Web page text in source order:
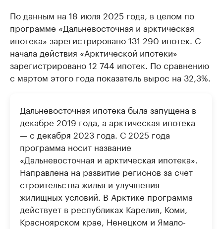
По данным на 18 июля 2025 года, в целом по
программе «Дальневосточная и арктическая
ипотека» зарегистрировано 131 290 ипотек. С
начала действия «Арктической ипотеки»
зарегистрировано 12 744 ипотек. По сравнению
с мартом этого года показатель вырос на 32,3%.
Дальневосточная ипотека была запущена в
декабре 2019 года, а арктическая ипотека
— с декабря 2023 года. С 2025 года
программа носит название
«Дальневосточная и арктическая ипотека».
Направлена на развитие регионов за счет
строительства жилья и улучшения
жилищных условий. В Арктике программа
действует в республиках Карелия, Коми,
Красноярском крае, Ненецком и Ямало-